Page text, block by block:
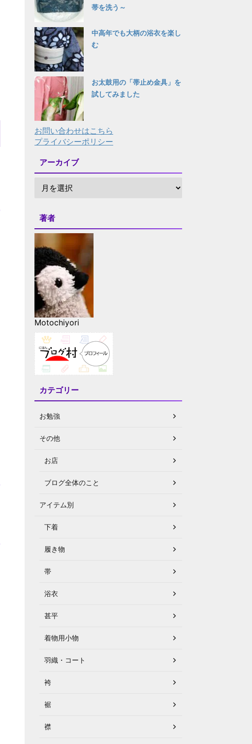
帯を洗う～
中高年でも大柄の浴衣を楽し
む
お太鼓用の「帯止め金具」を
試してみました
お問い合わせはこちら
プライバシーポリシー
アーカイブ
著者
Motochiyori
カテゴリー
お勉強
その他
お店
ブログ全体のこと
アイテム別
下着
履き物
帯
浴衣
甚平
着物用小物
羽織・コート
袴
裾
襟